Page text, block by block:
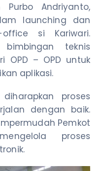
Andriyanto,
launching dan
si Kariwari.
bimbingan teknis
OPD – OPD untuk
aplikasi.
proses
dengan baik.
Pemkot
proses